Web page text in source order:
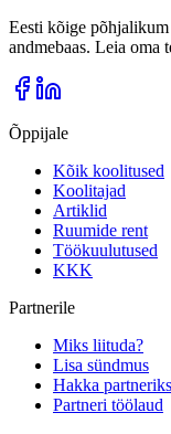
Eesti kõige
andmebaas. Leia oma
Õppijale
Kõik koolitused
Koolitajad
Artiklid
Ruumide rent
Töökuulutused
KKK
Partnerile
Miks liituda?
Lisa sündmus
Hakka partneriks
Partneri töölaud